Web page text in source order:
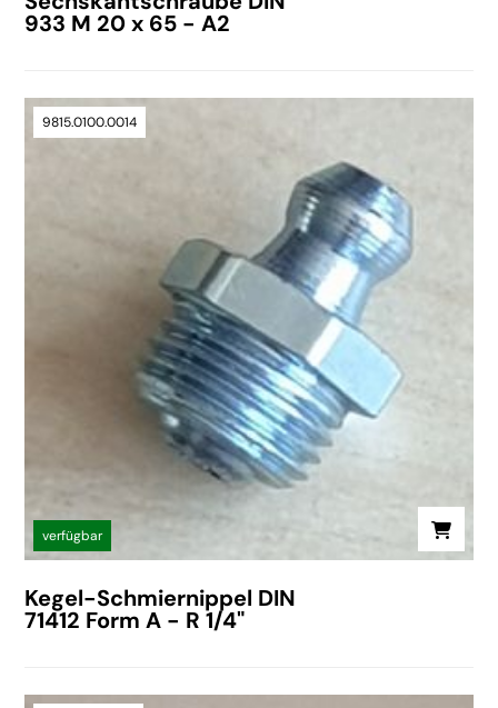
933 M 20 x 65 - A2
9815.0100.0014
verfügbar
Kegel-Schmiernippel DIN
71412 Form A - R 1/4"